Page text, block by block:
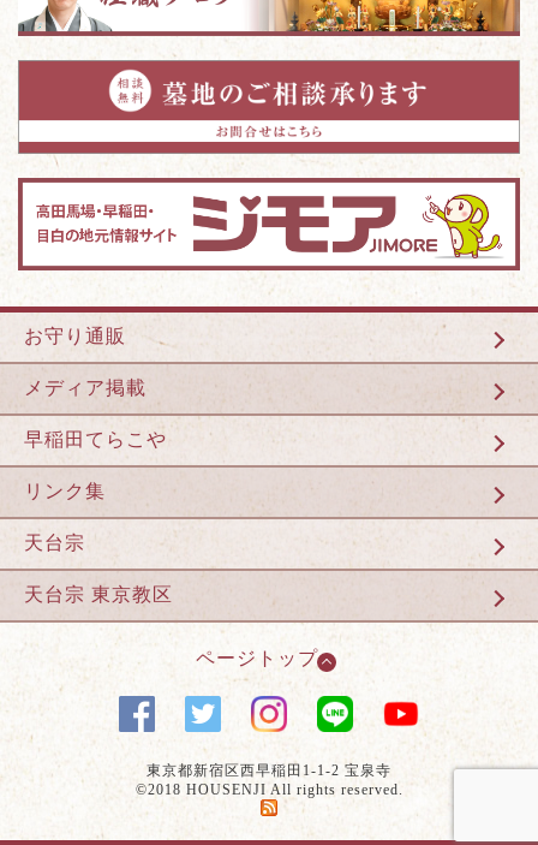
お守り通販
メディア掲載
早稲田てらこや
リンク集
天台宗
天台宗 東京教区
ページトップ
東京都新宿区西早稲田1-1-2 宝泉寺
©2018 HOUSENJI All rights reserved.